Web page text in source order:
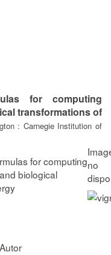
for computing
transformations of
: Carnegie Institution of
for computing
biological